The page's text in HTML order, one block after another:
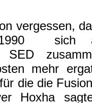
vergessen,
1990 sich
SED
mehr
die die
Hoxha